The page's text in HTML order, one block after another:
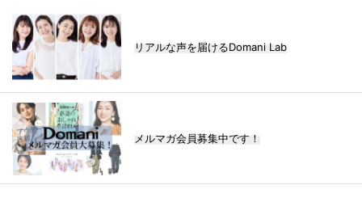
リアルな声を届けるDomani Lab
メルマガ会員募集中です！